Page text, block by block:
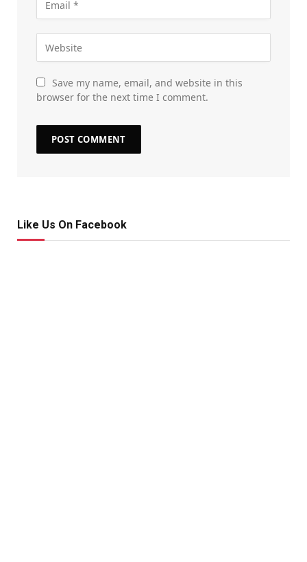
Save my name, email, and website in this
browser for the next time I comment.
Like Us On Facebook